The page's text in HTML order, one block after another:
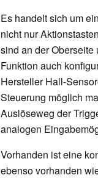
Es handelt sich um
nicht nur
sind an der
Funktion auch
Hersteller Hall-
Steuerung möglich
Auslöseweg der
analogen
Vorhanden ist eine
ebenso vorhanden